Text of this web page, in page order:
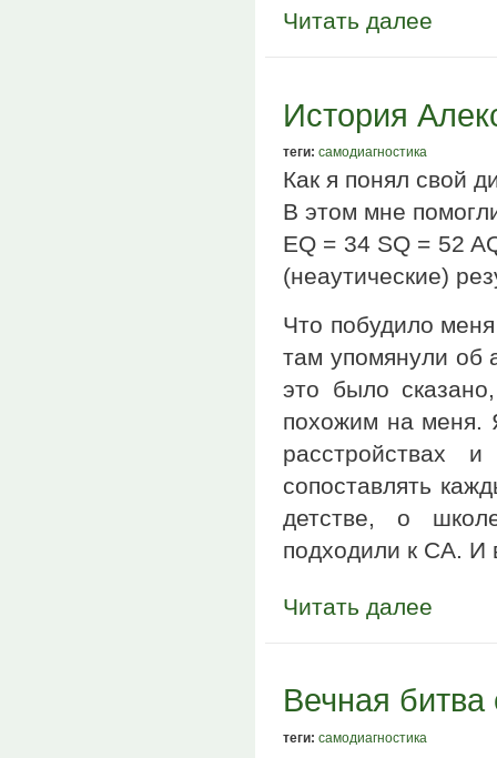
Читать далее
История
теги: самодиагностика
Как я понял свой
В этом мне
EQ = 34 SQ = 52
(неаутические)
Что побудило
там упомянули об
это было
похожим на меня.
сопоставлять
детстве, о
подходили к СА. И
Читать далее
Вечная
теги: самодиагностика